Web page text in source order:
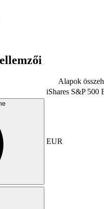
Alapok
iShares S&P 500
EUR